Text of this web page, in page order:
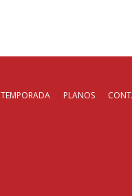
TEMPORADA PLANOS